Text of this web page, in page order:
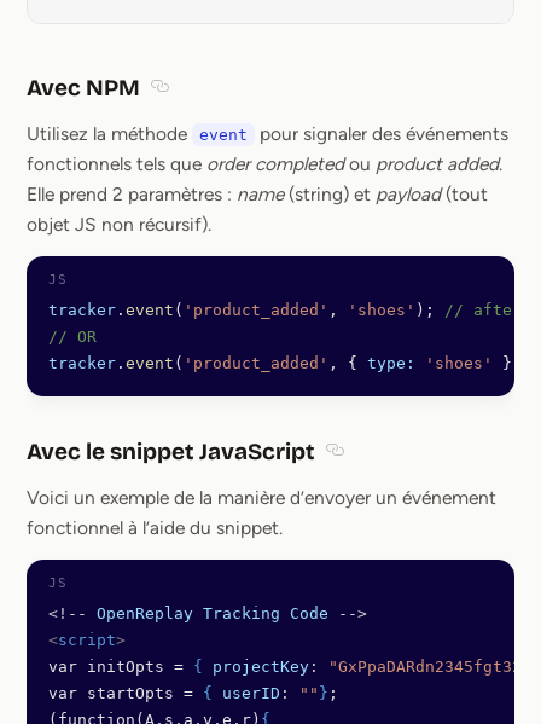
Avec NPM
Utilisez la méthode
event
pour signaler des événements
fonctionnels tels que order completedou product added.
Elle prend 2 paramètres : name(string) et payload(tout
objet JS non récursif).
tracker . event ( 'product_added' , 'shoes' ); // after
// OR
tracker . event ( 'product_added' , { type: 'shoes' });
Avec le snippet JavaScript
Voici un exemple de la manière d’envoyer un événement
fonctionnel à l’aide du snippet.
<!-- OpenReplay Tracking Code -->
<script>
var initOpts = { projectKey :
"GxPpaDARdn2345fgt321"
var startOpts = { userID : "" } ;
(function(A,s,a,y,e,r) {